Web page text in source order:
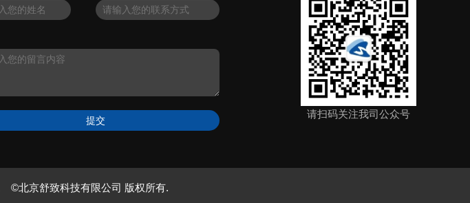
提交
请扫码关注我司公众号
©北京舒致科技有限公司 版权所有.